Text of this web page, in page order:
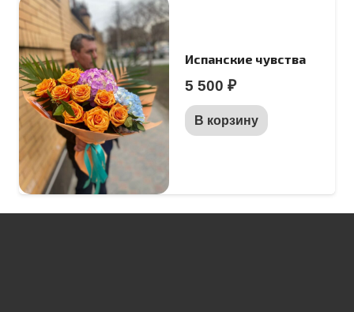
Испанские чувства
5 500 ₽
В корзину